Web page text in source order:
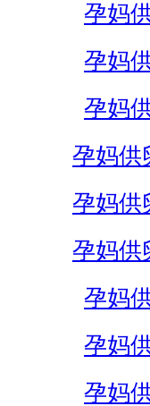
孕妈
孕妈
孕妈
孕妈供
孕妈供
孕妈供
孕妈
孕妈
孕妈